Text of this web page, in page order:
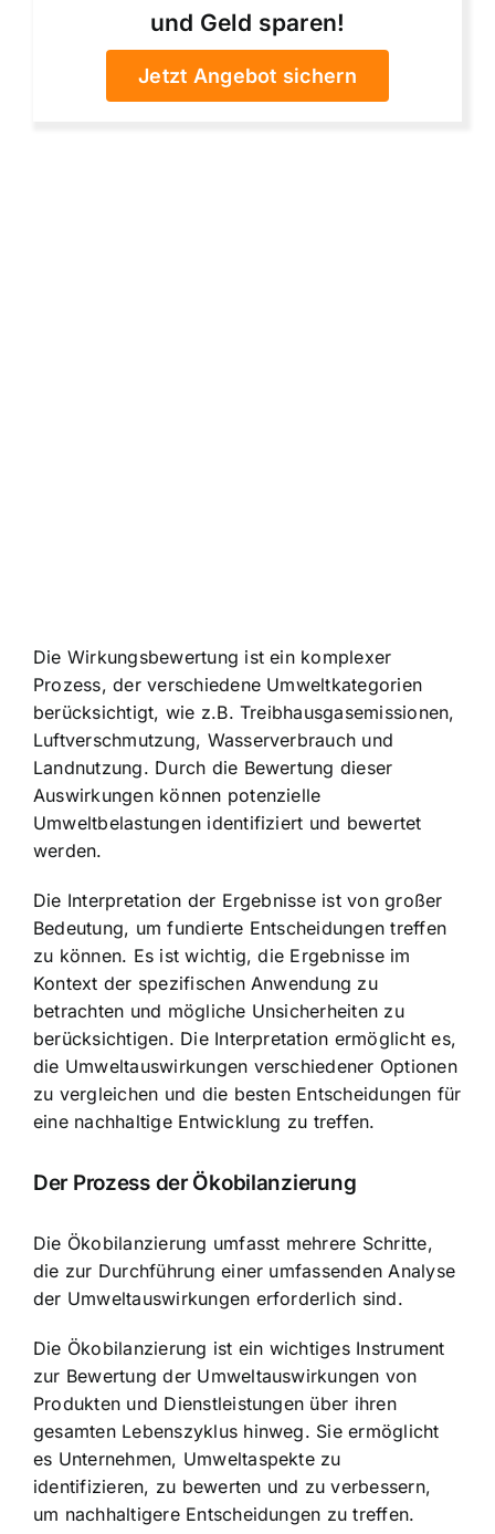
und Geld sparen!
Jetzt Angebot sichern
Die Wirkungsbewertung ist ein komplexer
Prozess, der verschiedene Umweltkategorien
berücksichtigt, wie z.B. Treibhausgasemissionen,
Luftverschmutzung, Wasserverbrauch und
Landnutzung. Durch die Bewertung dieser
Auswirkungen können potenzielle
Umweltbelastungen identifiziert und bewertet
werden.
Die Interpretation der Ergebnisse ist von großer
Bedeutung, um fundierte Entscheidungen treffen
zu können. Es ist wichtig, die Ergebnisse im
Kontext der spezifischen Anwendung zu
betrachten und mögliche Unsicherheiten zu
berücksichtigen. Die Interpretation ermöglicht es,
die Umweltauswirkungen verschiedener Optionen
zu vergleichen und die besten Entscheidungen für
eine nachhaltige Entwicklung zu treffen.
Der Prozess der Ökobilanzierung
Die Ökobilanzierung umfasst mehrere Schritte,
die zur Durchführung einer umfassenden Analyse
der Umweltauswirkungen erforderlich sind.
Die Ökobilanzierung ist ein wichtiges Instrument
zur Bewertung der Umweltauswirkungen von
Produkten und Dienstleistungen über ihren
gesamten Lebenszyklus hinweg. Sie ermöglicht
es Unternehmen, Umweltaspekte zu
identifizieren, zu bewerten und zu verbessern,
um nachhaltigere Entscheidungen zu treffen.